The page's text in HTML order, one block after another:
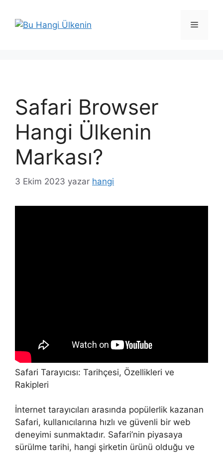
Menü
Safari Browser
Hangi Ülkenin
Markası?
3 Ekim 2023 yazar hangi
Safari Tarayıcısı: Tarihçesi, Özellikleri ve
Rakipleri
İnternet tarayıcıları arasında popülerlik kazanan
Safari, kullanıcılarına hızlı ve güvenli bir web
deneyimi sunmaktadır. Safari’nin piyasaya
sürülme tarihi, hangi şirketin ürünü olduğu ve